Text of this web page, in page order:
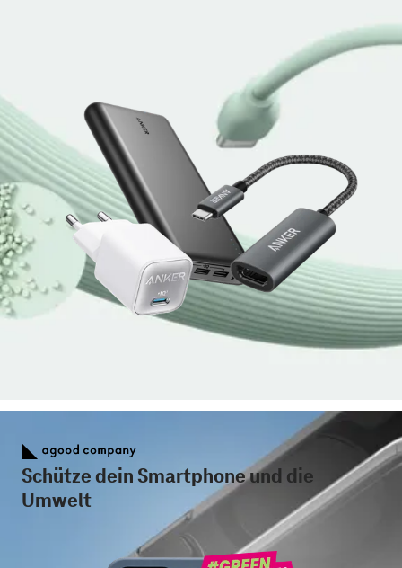
Schütze dein Smartphone und die
Umwelt